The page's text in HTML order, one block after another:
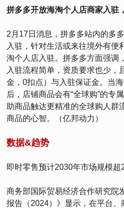
拼多多开放海淘个人店商家入驻
2月17日消息，拼多多站内的多
入驻，针对生活或来往境外有便
淘个人店入驻。拼多多方面强调
入驻流程简单，资质要求也少，
金，0扣点）与入驻保证金。当
后，店铺商品会有“全球购”的专
助商品触达更精准的全球购人群
商品的心智。（亿邦动力）
数据&趋势
即时零售预计2030年市场规模超
商务部国际贸易经济合作研究院
报告（2024）》显示，在平台